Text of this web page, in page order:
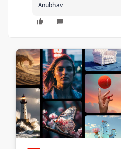
Anubhav